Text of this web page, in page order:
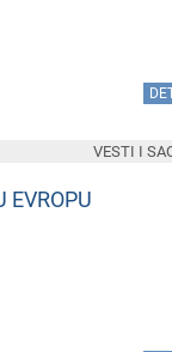
EVROPU
VESTI I